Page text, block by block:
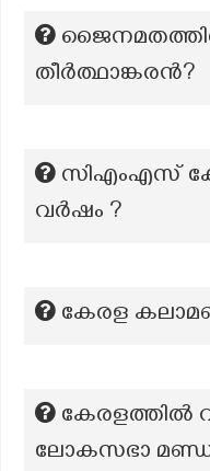
തീര്‍ത്ഥാങ്കരന്‍?
സിഎംഎസ്
വർഷം ?
കേരള
കേരളത്തിൽ
ലോകസഭാ